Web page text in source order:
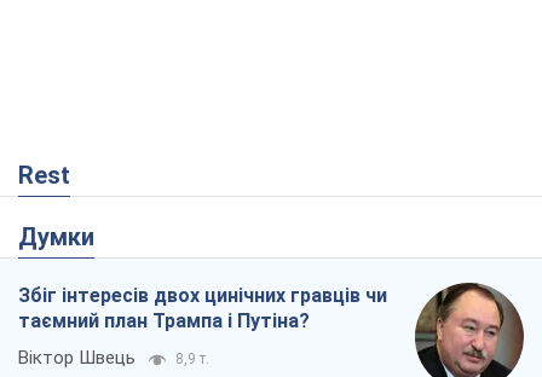
Rest
Думки
Збіг інтересів двох цинічних гравців чи
таємний план Трампа і Путіна?
Віктор Швець 8,9 т.